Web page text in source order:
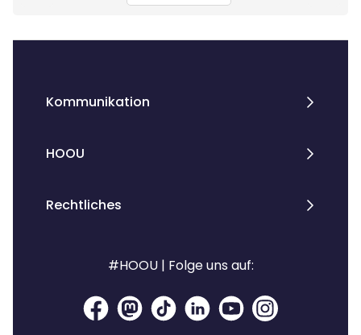
Kommunikation
HOOU
Rechtliches
#HOOU | Folge uns auf: